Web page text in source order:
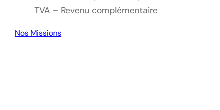
TVA – Revenu complémentaire
Nos Missions